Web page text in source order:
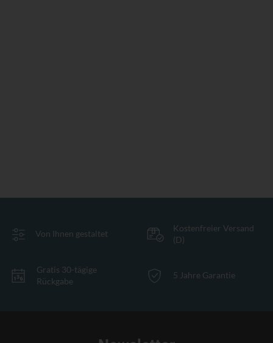
Von Ihnen gestaltet
Kostenfreier Versand
(D)
Gratis 30-tägige
Rückgabe
5 Jahre Garantie